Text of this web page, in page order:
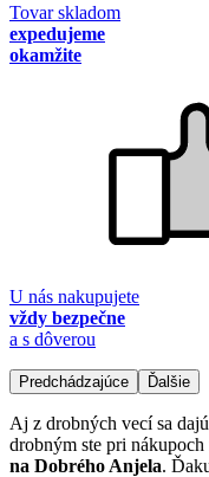
Tovar skladom
expedujeme
okamžite
U nás nakupujete
vždy bezpečne
a s dôverou
Predchádzajúce Ďalšie
Aj z drobných vecí sa
drobným ste pri
na Dobrého Anjela.